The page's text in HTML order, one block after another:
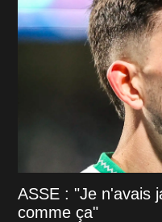
ASSE : "Je n'avais
comme ça"